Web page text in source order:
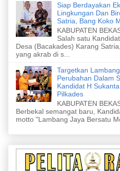
Siap Berdayakan
Lingkungan Dan
Satria, Bang Koko
KABUPATEN
Salah satu
Desa (Bacakades) Karang
yang akrab di s...
Targetkan
Perubahan Dalam
Kandidat H
Pilkades
KABUPATEN
Berbekal semangat baru,
motto "Lambang Jaya Bersatu